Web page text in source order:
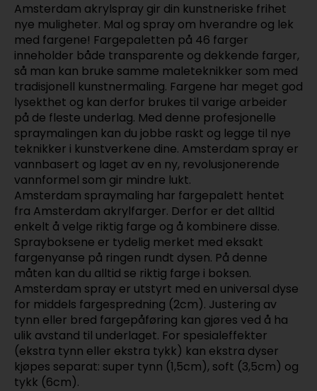
Amsterdam akrylspray gir din kunstneriske frihet
nye muligheter. Mal og spray om hverandre og lek
med fargene! Fargepaletten på 46 farger
inneholder både transparente og dekkende farger,
så man kan bruke samme maleteknikker som med
tradisjonell kunstnermaling. Fargene har meget god
lysekthet og kan derfor brukes til varige arbeider
på de fleste underlag. Med denne profesjonelle
spraymalingen kan du jobbe raskt og legge til nye
teknikker i kunstverkene dine. Amsterdam spray er
vannbasert og laget av en ny, revolusjonerende
vannformel som gir mindre lukt.
Amsterdam spraymaling har fargepalett hentet
fra Amsterdam akrylfarger. Derfor er det alltid
enkelt å velge riktig farge og å kombinere disse.
Sprayboksene er tydelig merket med eksakt
fargenyanse på ringen rundt dysen. På denne
måten kan du alltid se riktig farge i boksen.
Amsterdam spray er utstyrt med en universal dyse
for middels fargespredning (2cm). Justering av
tynn eller bred fargepåføring kan gjøres ved å ha
ulik avstand til underlaget. For spesialeffekter
(ekstra tynn eller ekstra tykk) kan ekstra dyser
kjøpes separat: super tynn (1,5cm), soft (3,5cm) og
tykk (6cm).